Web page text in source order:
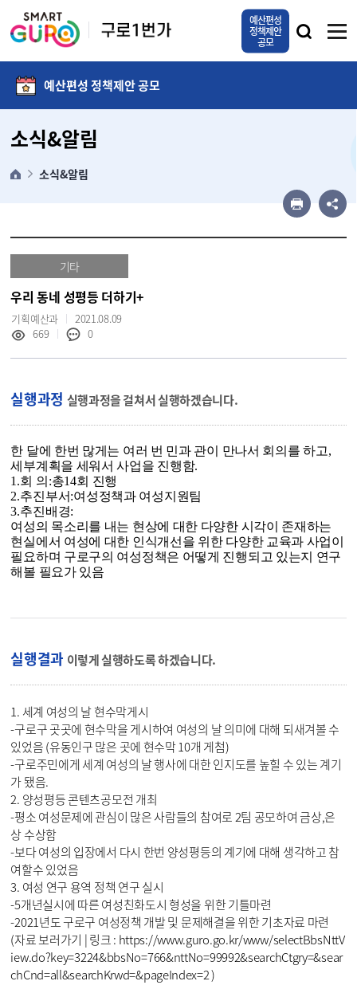
예산편성
정책제안
공모
예산편성 정책제안 공모
소식&알림
소식&알림
기타
우리 동네 성평등 더하기+
기획예산과
2021.08.09
669
0
실행과정 실행과정을 걸쳐서 실행하겠습니다.
한 달에 한번 많게는 여러 번 민과 관이 만나서 회의를 하고,
세부계획을 세워서 사업을 진행함.
1.회 의 :총14회 진행
2.추진부서:여성정책과 여성지원팀
3.추진배경:
여성의 목소리를 내는 현상에 대한 다양한 시각이 존재하는
현실에서 여성에 대한 인식개선을 위한 다양한 교육과 사업이
필요하며 구로구의 여성정책은 어떻게 진행되고 있는지 연구
해볼 필요가 있음
실행결과 이렇게 실행하도록 하겠습니다.
1. 세계 여성의 날 현수막게시
-구로구 곳곳에 현수막을 게시하여 여성의 날 의미에 대해 되새겨볼 수
있었음 (유동인구 많은 곳에 현수막 10개 게첨)
-구로주민에게 세계 여성의 날 행사에 대한 인지도를 높힐 수 있는 계기
가 됐음.
2. 양성평등 콘텐츠공모전 개최
-평소 여성문제에 관심이 많은 사람들의 참여로 2팀 공모하여 금상,은
상 수상함
-보다 여성의 입장에서 다시 한번 양성평등의 계기에 대해 생각하고 참
여할수 있었음
3. 여성 연구 용역 정책 연구 실시
-5개년실시에 따른 여성친화도시 형성을 위한 기틀마련
-2021년도 구로구 여성정책 개발 및 문제해결을 위한 기초자료 마련
(자료 보러가기 | 링크 : https://www.guro.go.kr/www/selectBbsNttV
iew.do?key=3224&bbsNo=766&nttNo=99992&searchCtgry=&sear
chCnd=all&searchKrwd=&pageIndex=2 )